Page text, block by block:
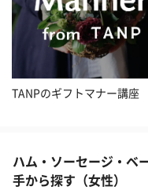
TANPのギフトマナー講座
ハム・ソーセージ・ベ
手から探す（女性）